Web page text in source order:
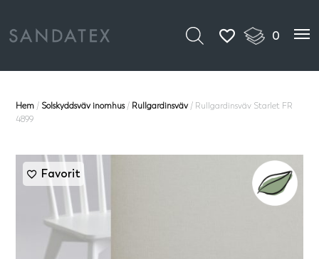
0
Hem / Solskyddsväv inomhus/ Rullgardinsväv/ Rullgardinsväv Starlet FR
4899
Favorit